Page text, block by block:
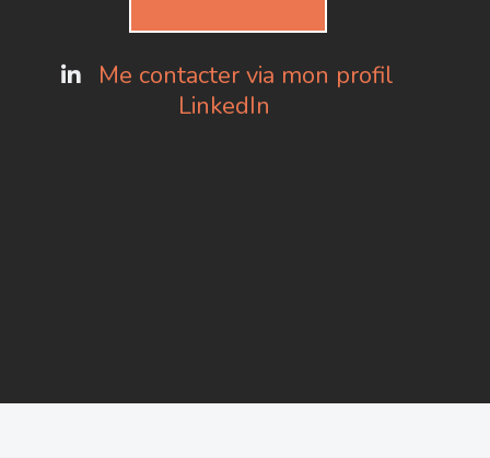
Me contacter via mon profil
LinkedIn